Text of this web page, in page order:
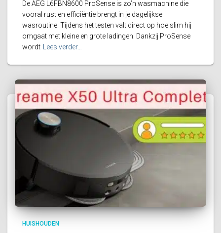
De AEG L6FBN8600 ProSense is zo’n wasmachine die
vooral rust en efficiëntie brengt in je dagelijkse
wasroutine. Tijdens het testen valt direct op hoe slim hij
omgaat met kleine en grote ladingen. Dankzij ProSense
wordt
Lees verder…
HUISHOUDEN